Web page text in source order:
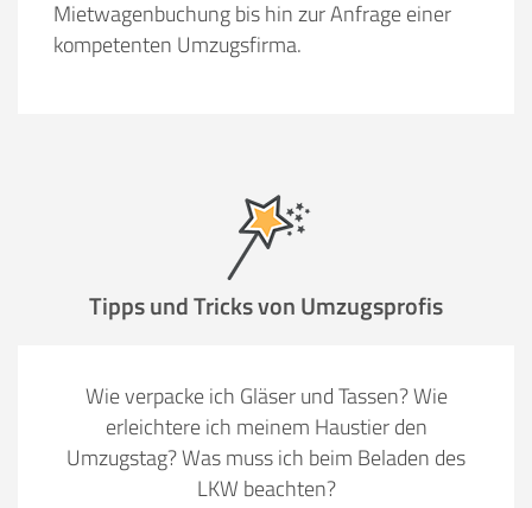
Mietwagenbuchung bis hin zur Anfrage einer
kompetenten Umzugsfirma.
Tipps und Tricks von Umzugsprofis
Wie verpacke ich Gläser und Tassen? Wie
erleichtere ich meinem Haustier den
Umzugstag? Was muss ich beim Beladen des
LKW beachten?